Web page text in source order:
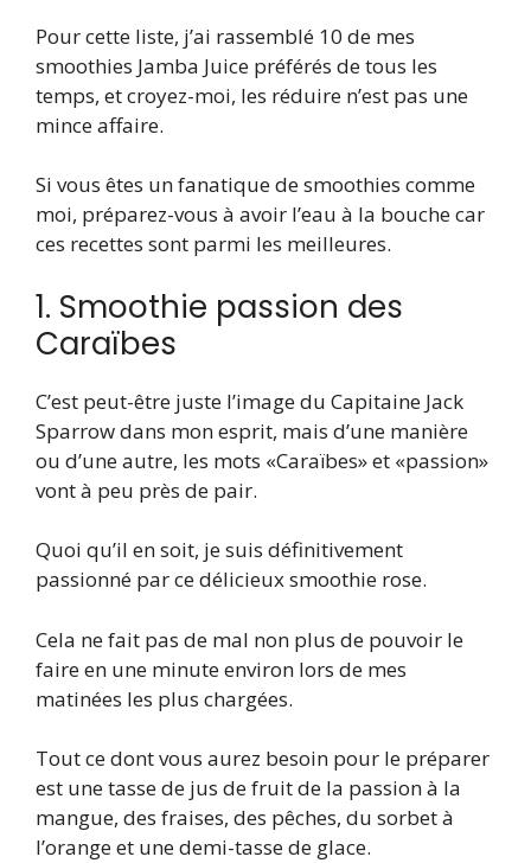
Pour cette liste, j’ai rassemblé 10 de mes
smoothies Jamba Juice préférés de tous les
temps, et croyez-moi, les réduire n’est pas une
mince affaire.
Si vous êtes un fanatique de smoothies comme
moi, préparez-vous à avoir l’eau à la bouche car
ces recettes sont parmi les meilleures.
1. Smoothie passion des
Caraïbes
C’est peut-être juste l’image du Capitaine Jack
Sparrow dans mon esprit, mais d’une manière
ou d’une autre, les mots «Caraïbes» et «passion»
vont à peu près de pair.
Quoi qu’il en soit, je suis définitivement
passionné par ce délicieux smoothie rose.
Cela ne fait pas de mal non plus de pouvoir le
faire en une minute environ lors de mes
matinées les plus chargées.
Tout ce dont vous aurez besoin pour le préparer
est une tasse de jus de fruit de la passion à la
mangue, des fraises, des pêches, du sorbet à
l’orange et une demi-tasse de glace.